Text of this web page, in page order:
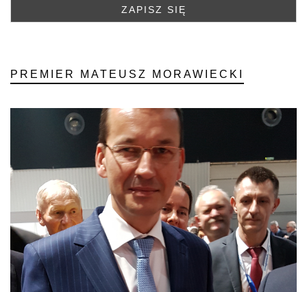
PREMIER MATEUSZ MORAWIECKI